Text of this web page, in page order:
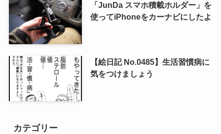
「JunDa スマホ積載ホルダー」を
使ってiPhoneをカーナビにしたよ
【絵日記 No.0485】生活習慣病に
気をつけましょう
カテゴリー